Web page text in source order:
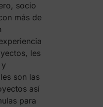
socio
más de
les
son las
así
para